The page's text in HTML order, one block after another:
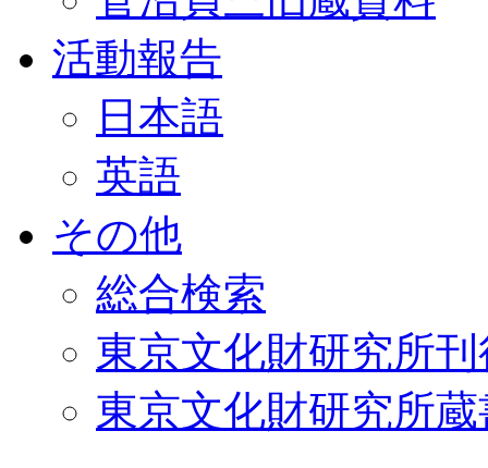
活動報告
日本語
英語
その他
総合検索
東京文化財研究所
東京文化財研究所